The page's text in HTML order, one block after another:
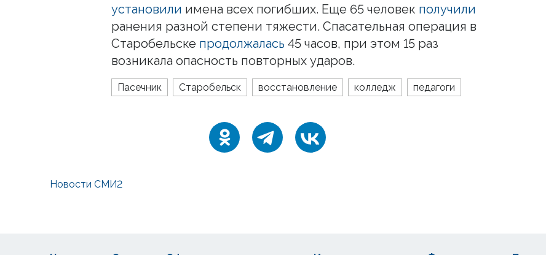
установили имена всех погибших. Еще 65 человек получили
ранения разной степени тяжести. Спасательная операция в
Старобельске продолжалась 45 часов, при этом 15 раз
возникала опасность повторных ударов.
Пасечник Старобельск восстановление колледж педагоги
Новости СМИ2